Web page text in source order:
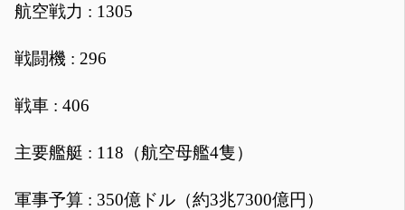
航空戦力 : 1305
戦闘機 : 296
戦車 : 406
主要艦艇 : 118（航空母艦4隻）
軍事予算 : 350億ドル（約3兆7300億円）